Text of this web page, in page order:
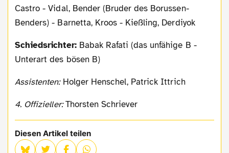
Castro - Vidal, Bender (Bruder des Borussen-
Benders) - Barnetta, Kroos - Kießling, Derdiyok
Schiedsrichter:Babak Rafati (das unfähige B -
Unterart des bösen B)
Assistenten:Holger Henschel, Patrick Ittrich
4. Offizieller:Thorsten Schriever
Diesen Artikel teilen